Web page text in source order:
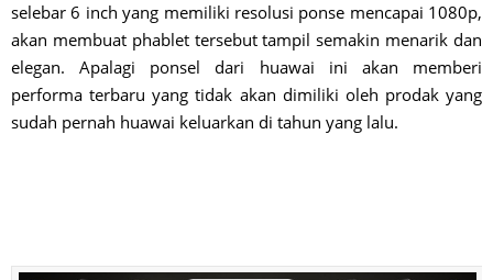
selebar 6 inch yang memiliki resolusi ponse mencapai 1080p,
akan membuat phablet tersebut tampil semakin menarik dan
elegan. Apalagi ponsel dari huawai ini akan memberi
performa terbaru yang tidak akan dimiliki oleh prodak yang
sudah pernah huawai keluarkan di tahun yang lalu.